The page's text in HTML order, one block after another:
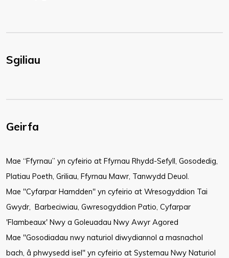
Sgiliau
Geirfa
Mae “Ffyrnau” yn cyfeirio at Ffyrnau Rhydd-Sefyll, Gosodedig,
Platiau Poeth, Griliau, Ffyrnau Mawr, Tanwydd Deuol.
Mae "Cyfarpar Hamdden" yn cyfeirio at Wresogyddion Tai
Gwydr, Barbeciwiau, Gwresogyddion Patio, Cyfarpar
'Flambeaux' Nwy a Goleuadau Nwy Awyr Agored
Mae "Gosodiadau nwy naturiol diwydiannol a masnachol
bach, â phwysedd isel" yn cyfeirio at Systemau Nwy Naturiol